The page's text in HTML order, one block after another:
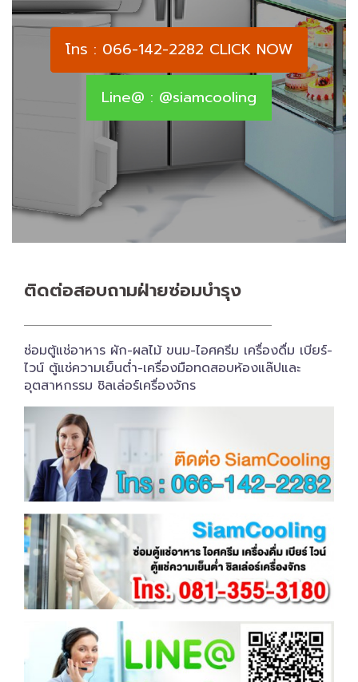
โทร : 066-142-2282 CLICK NOW
Line@ : @siamcooling
ติดต่อสอบถาม​ฝ่ายซ่อมบำรุง
ซ่อมตู้แช่อาหาร ผัก-ผลไม้ ขนม-ไอศครีม เครื่องดื่ม เบียร์-
ไวน์ ตู้แช่ความเย็นต่ำ-เครื่องมือทดสอบห้องแล๊ปและ
อุตสาหกรรม ชิลเล่อร์เครื่อง​จักร